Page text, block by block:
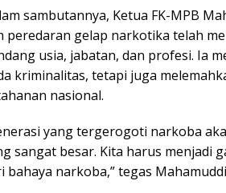
sambutannya, Ketua FK-MPB
peredaran gelap narkotika telah
usia, jabatan, dan profesi. Ia
kriminalitas, tetapi juga
nasional.
yang tergerogoti narkoba
sangat besar. Kita harus menjadi
bahaya narkoba,” tegas